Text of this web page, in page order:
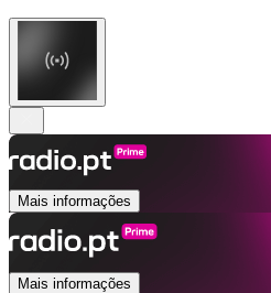
Mais informações
Mais informações